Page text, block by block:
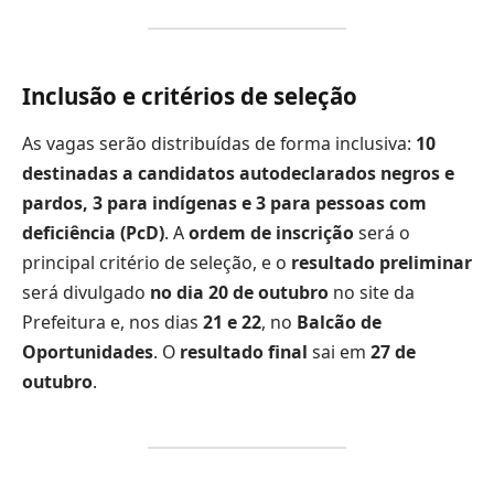
Inclusão e critérios de seleção
As vagas serão distribuídas de forma inclusiva: 10
destinadas a candidatos autodeclarados negros e
pardos, 3 para indígenas e 3 para pessoas com
deficiência (PcD). Aordem de inscriçãoserá o
principal critério de seleção, e o resultado preliminar
será divulgado no dia 20 de outubro no site da
Prefeitura e, nos dias 21 e 22, no Balcão de
Oportunidades. O resultado final sai em 27 de
outubro.